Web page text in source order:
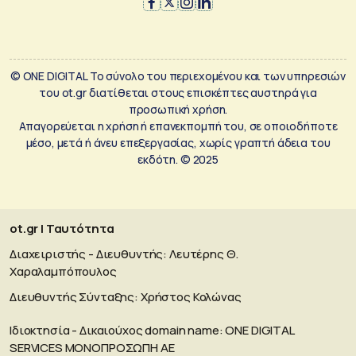
© ONE DIGITAL Το σύνολο του περιεχομένου και των υπηρεσιών
του ot.gr διατίθεται στους επισκέπτες αυστηρά για
προσωπική χρήση.
Απαγορεύεται η χρήση ή επανεκπομπή του, σε οποιοδήποτε
μέσο, μετά ή άνευ επεξεργασίας, χωρίς γραπτή άδεια του
εκδότη. © 2025
ot.gr | Ταυτότητα
Διαχειριστής - Διευθυντής: Λευτέρης Θ.
Χαραλαμπόπουλος
Διευθυντής Σύνταξης: Χρήστος Κολώνας
Ιδιοκτησία - Δικαιούχος domain name: ΟΝΕ DIGITAL
SERVICES MONOΠΡΟΣΩΠΗ ΑΕ